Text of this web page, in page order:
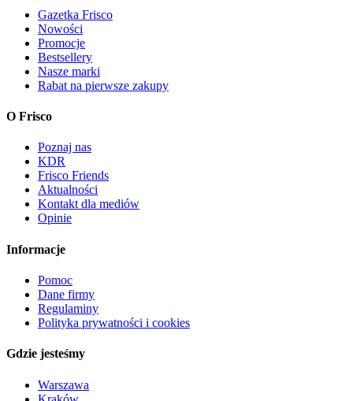
Gazetka Frisco
Nowości
Promocje
Bestsellery
Nasze marki
Rabat na pierwsze zakupy
O Frisco
Poznaj nas
KDR
Frisco Friends
Aktualności
Kontakt dla mediów
Opinie
Informacje
Pomoc
Dane firmy
Regulaminy
Polityka prywatności i cookies
Gdzie jesteśmy
Warszawa